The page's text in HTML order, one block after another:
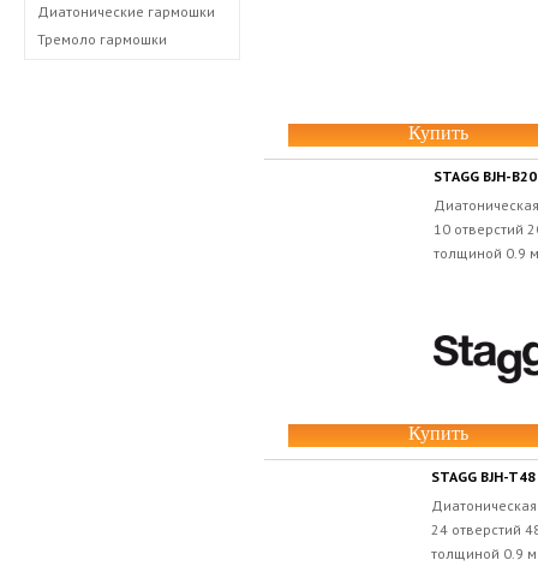
Диатонические гармошки
Тремоло гармошки
Купить
STAGG BJH-
10 отверстий
толщиной 0.9
Купить
STAGG BJH-T48
24 отверстий
толщиной 0.9